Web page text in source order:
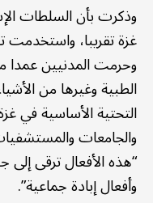
وذكرت بأن السلطات
غزة تقريبا،
وحرمت المدنيين عمدا
الطبية وغيرها من
التحتية الأساسية في
والجامعات
“هذه الأفعال ترقى إلى
وأفعال إبادة جماعية”.